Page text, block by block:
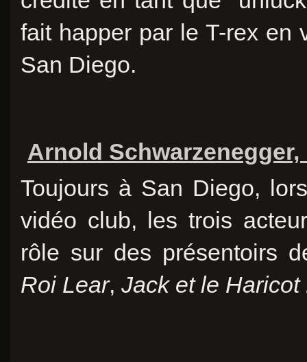
fait happer par le T-rex en
San Diego.
Arnold
Toujours à San Diego,
vidéo club, les trois
rôle sur des présentoirs
Roi Lear, Jack et le Haricot